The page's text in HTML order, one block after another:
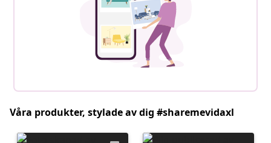
Våra produkter, stylade av dig #sharemevidaxl